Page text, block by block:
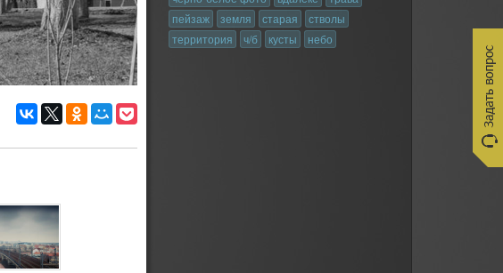
пейзаж
земля старая
стволы
территория
ч/б кусты небо